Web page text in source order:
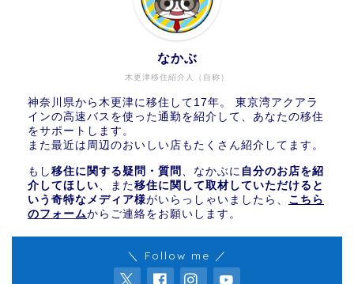
木更津移住紹介人（自称）
なかぶ
神奈川県から木更津に移住して17年。 東京湾アクアラ
インの高速バスを使った通勤を紹介して、あなたの移住
をサポートします。
また最近は周辺のおいしい店もたくさん紹介してます。
もし 移住に関する疑問・質問 、なかぶに 自分のお店を紹
介してほしい、また移住に関して取材していただけると
いう奇特なメディア様がいらっしゃいましたら、 こちら
のフォームからご連絡をお願いします。
＼ Follow me ／